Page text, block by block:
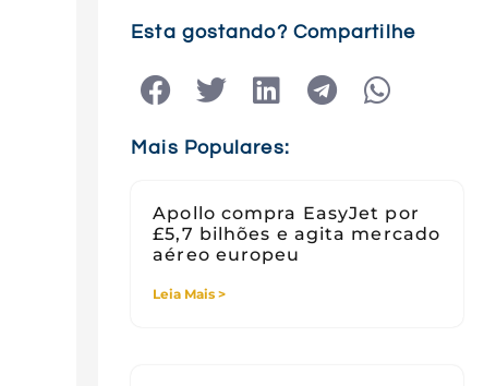
Saúde
Tecnologia
Viagens
Esta gostando? Compartilhe
Mais Populares:
Apollo compra EasyJet por
£5,7 bilhões e agita mercado
aéreo europeu
Leia Mais >